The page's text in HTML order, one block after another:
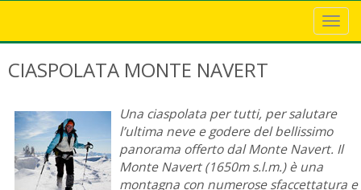
CIASPOLATA MONTE NAVERT
Una ciaspolata per tutti, per salutare
l’ultima neve e godere del bellissimo
panorama offerto dal Monte Navert. Il
Monte Navert (1650m s.l.m.) è una
montagna con numerose sfaccettatura e